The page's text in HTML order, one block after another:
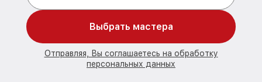
Выбрать мастера
Отправляя, Вы соглашаетесь на обработку
персональных данных